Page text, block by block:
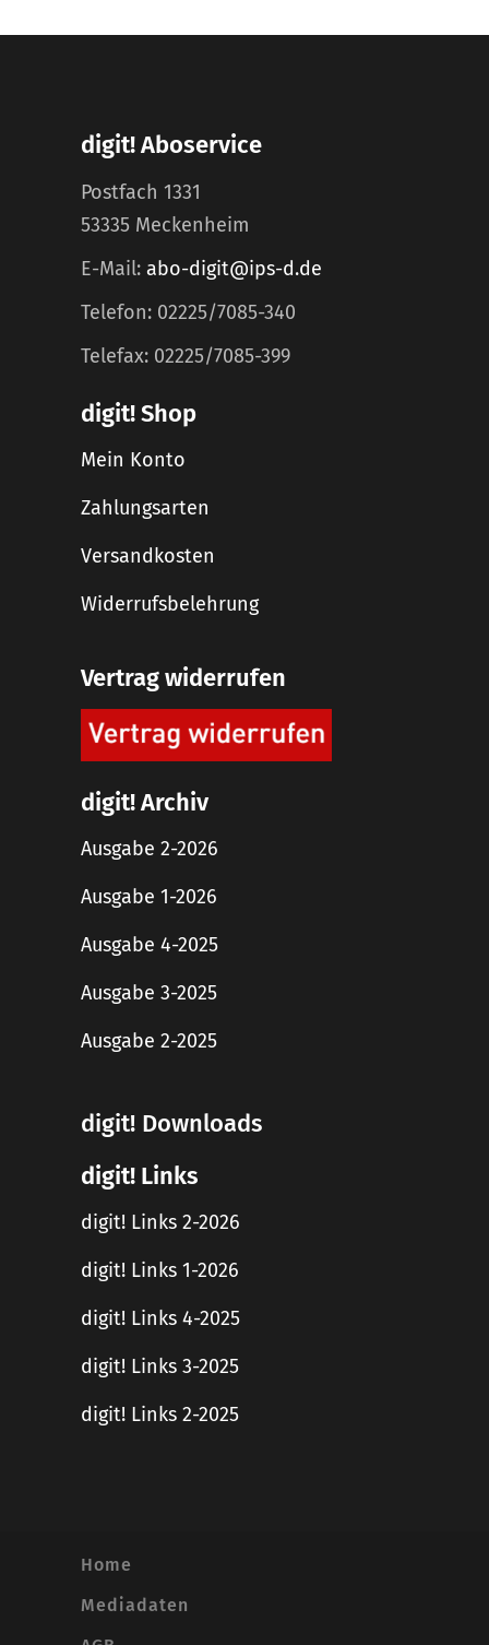
digit! Aboservice
Postfach 1331
53335 Meckenheim
E-Mail: abo-digit@ips-d.de
Telefon: 02225/7085-340
Telefax: 02225/7085-399
digit! Shop
Mein Konto
Zahlungsarten
Versandkosten
Widerrufsbelehrung
Vertrag widerrufen
digit! Archiv
Ausgabe 2-2026
Ausgabe 1-2026
Ausgabe 4-2025
Ausgabe 3-2025
Ausgabe 2-2025
digit! Downloads
digit! Links
digit! Links 2-2026
digit! Links 1-2026
digit! Links 4-2025
digit! Links 3-2025
digit! Links 2-2025
Home
Mediadaten